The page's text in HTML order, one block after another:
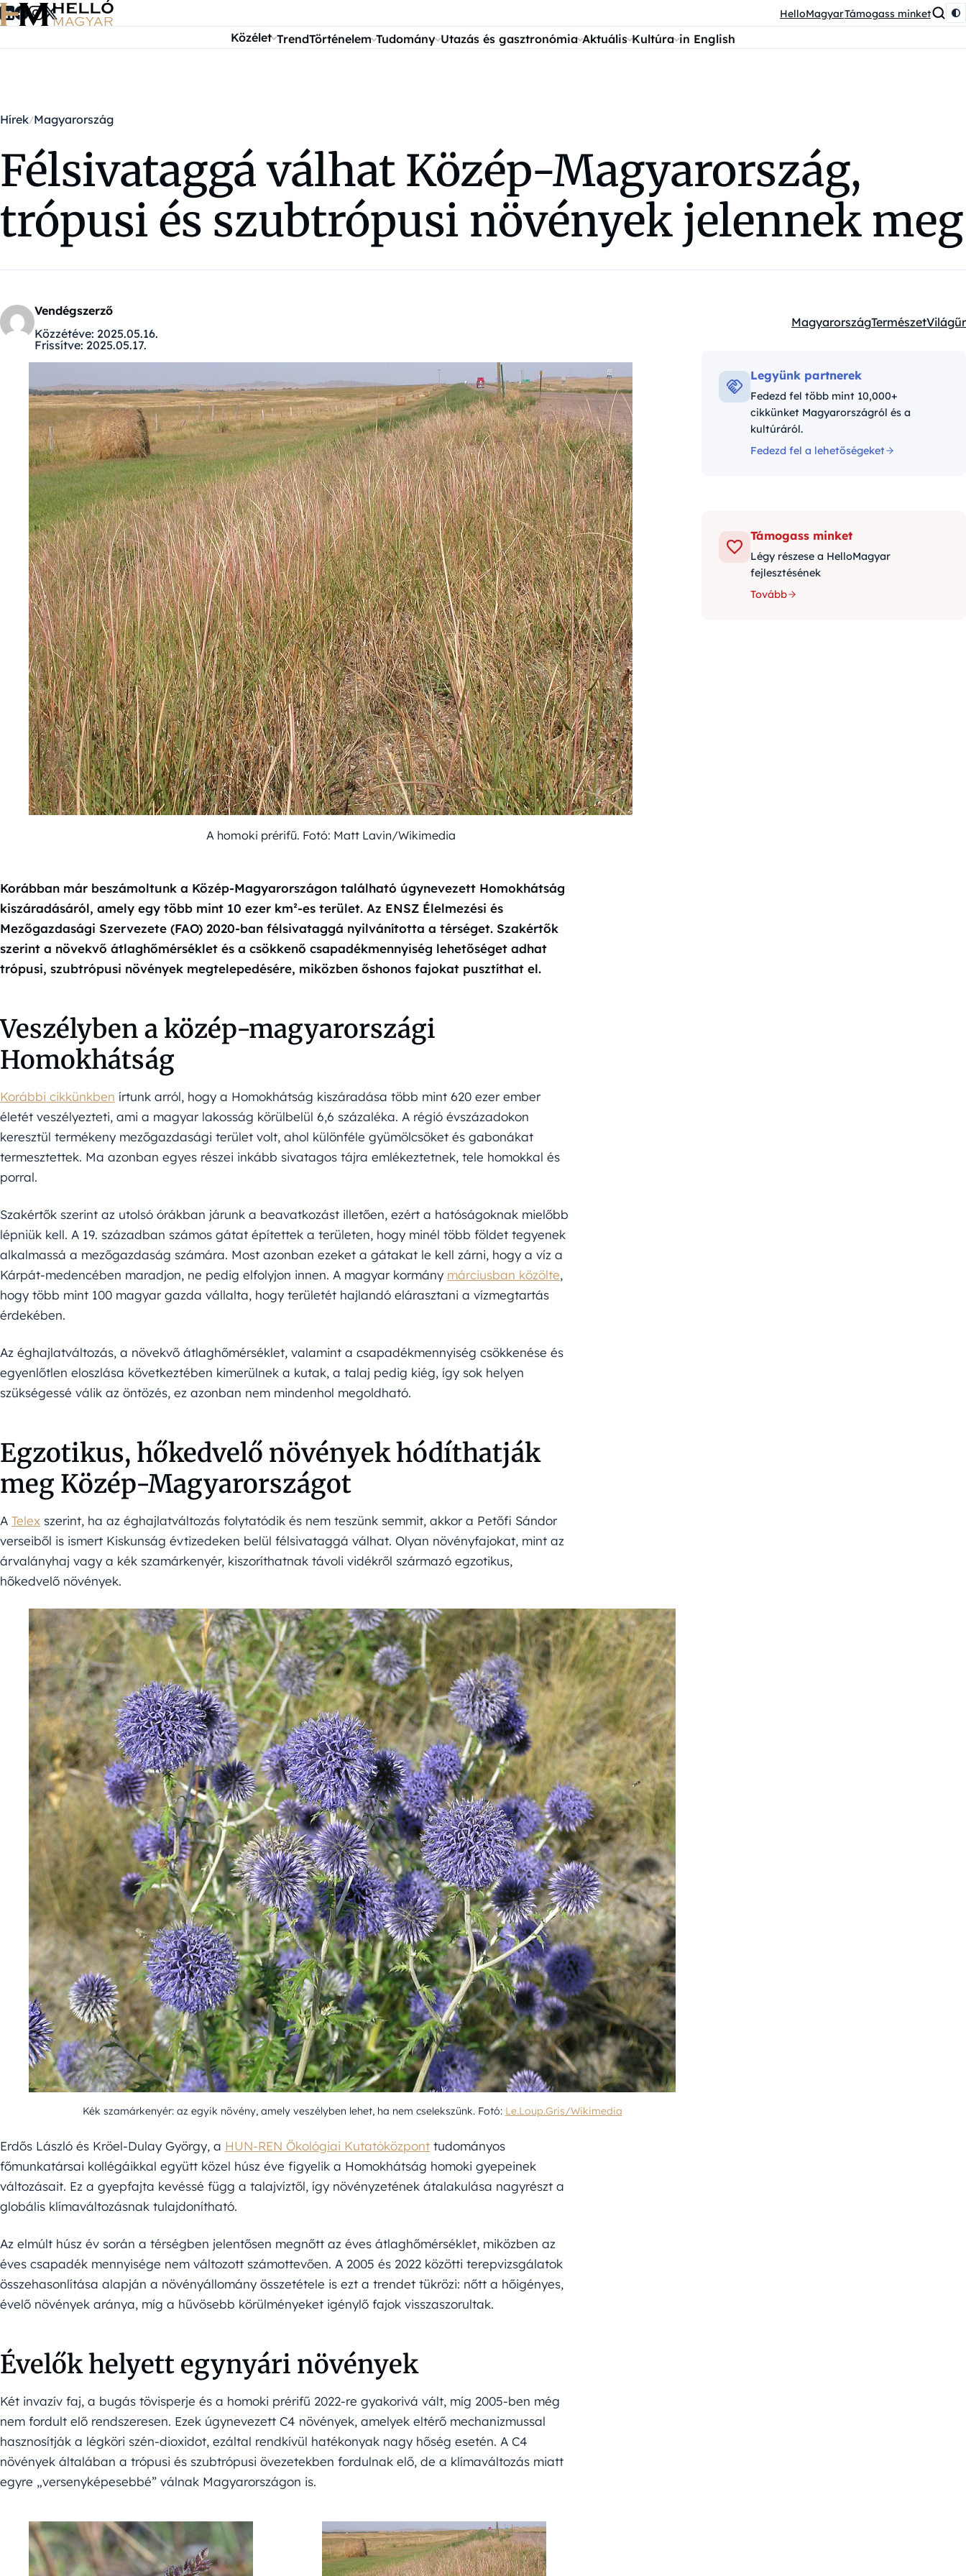
Ugrás a tartalomra HelloMagyarTámogass minket
Közélet TrendTörténelem Tudomány Utazás és gasztronómia Aktuális Kultúra in English
Hírek Magyarország
Félsivataggá válhat Közép-Magyarország,
trópusi és szubtrópusi növények jelennek meg
Vendégszerző
Közzétéve: 2025.05.16.
Frissítve: 2025.05.17.
Kategóriák:
MagyarországTermészetVilágűr
A homoki prérifű. Fotó: Matt Lavin/Wikimedia
Korábban már beszámoltunk a Közép-Magyarországon található úgynevezett Homokhátság
kiszáradásáról, amely egy több mint 10 ezer km²-es terület. Az ENSZ Élelmezési és
Mezőgazdasági Szervezete (FAO) 2020-ban félsivataggá nyilvánította a térséget. Szakértők
szerint a növekvő átlaghőmérséklet és a csökkenő csapadékmennyiség lehetőséget adhat
trópusi, szubtrópusi növények megtelepedésére, miközben őshonos fajokat pusztíthat el.
Veszélyben a közép-magyarországi
Homokhátság
Korábbi cikkünkben írtunk arról, hogy a Homokhátság kiszáradása több mint 620 ezer ember
életét veszélyezteti, ami a magyar lakosság körülbelül 6,6 százaléka. A régió évszázadokon
keresztül termékeny mezőgazdasági terület volt, ahol különféle gyümölcsöket és gabonákat
termesztettek. Ma azonban egyes részei inkább sivatagos tájra emlékeztetnek, tele homokkal és
porral.
Szakértők szerint az utolsó órákban járunk a beavatkozást illetően, ezért a hatóságoknak mielőbb
lépniük kell. A 19. században számos gátat építettek a területen, hogy minél több földet tegyenek
alkalmassá a mezőgazdaság számára. Most azonban ezeket a gátakat le kell zárni, hogy a víz a
Kárpát-medencében maradjon, ne pedig elfolyjon innen. A magyar kormány márciusban közölte,
hogy több mint 100 magyar gazda vállalta, hogy területét hajlandó elárasztani a vízmegtartás
érdekében.
Az éghajlatváltozás, a növekvő átlaghőmérséklet, valamint a csapadékmennyiség csökkenése és
egyenlőtlen eloszlása következtében kimerülnek a kutak, a talaj pedig kiég, így sok helyen
szükségessé válik az öntözés, ez azonban nem mindenhol megoldható.
Egzotikus, hőkedvelő növények hódíthatják
meg Közép-Magyarországot
A Telex szerint, ha az éghajlatváltozás folytatódik és nem teszünk semmit, akkor a Petőfi Sándor
verseiből is ismert Kiskunság évtizedeken belül félsivataggá válhat. Olyan növényfajokat, mint az
árvalányhaj vagy a kék szamárkenyér, kiszoríthatnak távoli vidékről származó egzotikus,
hőkedvelő növények.
Kék szamárkenyér: az egyik növény, amely veszélyben lehet, ha nem cselekszünk. Fotó: Le.Loup.Gris/Wikimedia
Erdős László és Kröel-Dulay György, a HUN-REN Ökológiai Kutatóközpont tudományos
főmunkatársai kollégáikkal együtt közel húsz éve figyelik a Homokhátság homoki gyepeinek
változásait. Ez a gyepfajta kevéssé függ a talajvíztől, így növényzetének átalakulása nagyrészt a
globális klímaváltozásnak tulajdonítható.
Az elmúlt húsz év során a térségben jelentősen megnőtt az éves átlaghőmérséklet, miközben az
éves csapadék mennyisége nem változott számottevően. A 2005 és 2022 közötti terepvizsgálatok
összehasonlítása alapján a növényállomány összetétele is ezt a trendet tükrözi: nőtt a hőigényes,
évelő növények aránya, míg a hűvösebb körülményeket igénylő fajok visszaszorultak.
Évelők helyett egynyári növények
Két invazív faj, a bugás tövisperje és a homoki prérifű 2022-re gyakorivá vált, míg 2005-ben még
nem fordult elő rendszeresen. Ezek úgynevezett C4 növények, amelyek eltérő mechanizmussal
hasznosítják a légköri szén-dioxidot, ezáltal rendkívül hatékonyak nagy hőség esetén. A C4
növények általában a trópusi és szubtrópusi övezetekben fordulnak elő, de a klímaváltozás miatt
egyre „versenyképesebbé” válnak Magyarországon is.
Legyünk partnerek
Fedezd fel több mint 10,000+
cikkünket Magyarországról és a
kultúráról.
Fedezd fel a lehetőségeket
Támogass minket
Légy részese a HelloMagyar
fejlesztésének
Tovább